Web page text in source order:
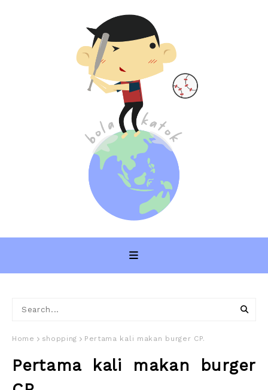
Home shopping Pertama kali makan burger CP.
Pertama kali makan burger